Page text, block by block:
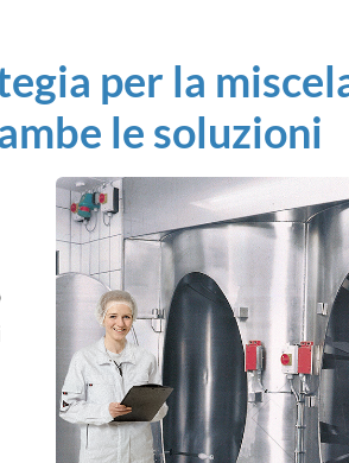
per la
le soluzioni